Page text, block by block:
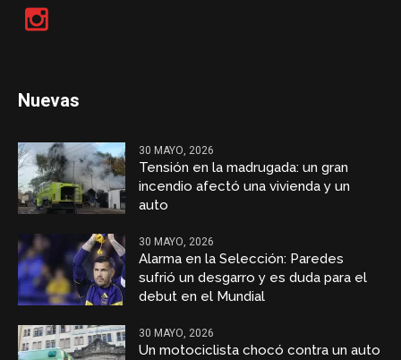
Nuevas
30 MAYO, 2026
Tensión en la madrugada: un gran
incendio afectó una vivienda y un
auto
30 MAYO, 2026
Alarma en la Selección: Paredes
sufrió un desgarro y es duda para el
debut en el Mundial
30 MAYO, 2026
Un motociclista chocó contra un auto